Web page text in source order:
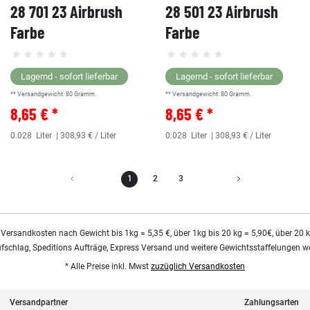
28 701 23 Airbrush
Farbe
Lagernd - sofort lieferbar
** Versandgewicht: 80 Gramm.
8,65 € *
0.028 Liter | 308,93 € / Liter
28 501 23 Airbrush
Farbe
Lagernd - sofort lieferbar
** Versandgewicht: 80 Gramm.
8,65 € *
0.028 Liter | 308,93 € / Liter
1 2 3
nach Gewicht bis 1kg = 5,35 €, über 1kg bis 20 kg = 5,90€, über
Speditions Aufträge, Express Versand und weitere Gewichtsstaffelungen
* Alle Preise inkl. Mwst zuzüglich Versandkosten
Versandpartner Zahlungsarten